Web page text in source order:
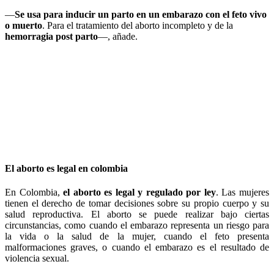
—Se usa para inducir un parto en un embarazo con el feto vivo
o muerto. Para el tratamiento del aborto incompleto y de la
hemorragia post parto—, añade.
El aborto es legal en colombia
En Colombia,el aborto es legal y regulado por ley. Las mujeres
tienen el derecho de tomar decisiones sobre su propio cuerpo y su
salud reproductiva. El aborto se puede realizar bajo ciertas
circunstancias, como cuando el embarazo representa un riesgo para
la vida o la salud de la mujer, cuando el feto presenta
malformaciones graves, o cuando el embarazo es el resultado de
violencia sexual.